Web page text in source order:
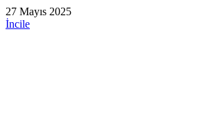
27 Mayıs 2025
İncile